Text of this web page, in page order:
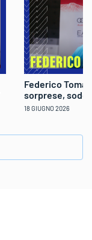
Federico
sorprese,
18 GIUGNO 2026